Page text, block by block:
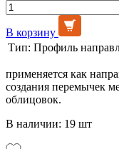
В корзину
Тип: Профиль
применяется как
создания перемычек
облицовок.
В наличии: 19 шт